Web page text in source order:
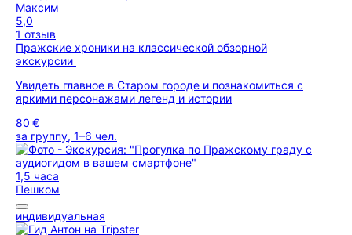
Максим
5,0
1 отзыв
Пражские хроники на классической обзорной
экскурсии
Увидеть главное в Старом городе и познакомиться с
яркими персонажами легенд и истории
80 €
за группу, 1–6 чел.
1,5 часа
Пешком
индивидуальная